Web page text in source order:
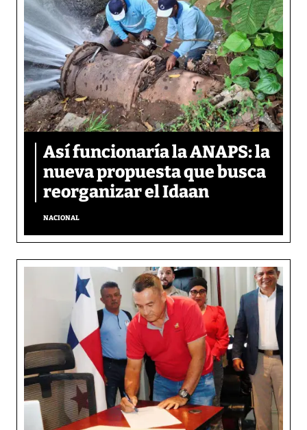
Así funcionaría la ANAPS: la
nueva propuesta que busca
reorganizar el Idaan
NACIONAL